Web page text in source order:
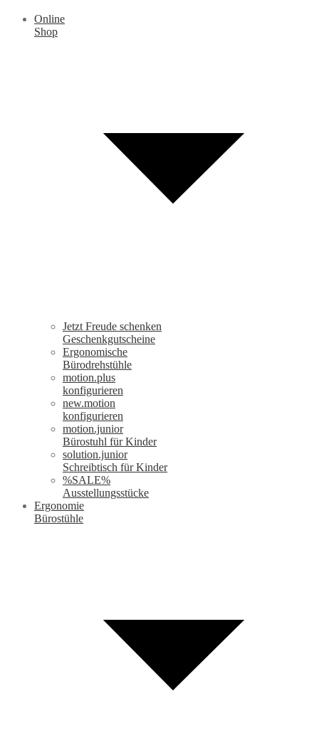
Online
Shop
Jetzt Freude schenken
Geschenkgutscheine
Ergonomische
Bürodrehstühle
motion.plus
konfigurieren
new.motion
konfigurieren
motion.junior
Bürostuhl für Kinder
solution.junior
Schreibtisch für Kinder
%SALE%
Ausstellungsstücke
Ergonomie
Bürostühle